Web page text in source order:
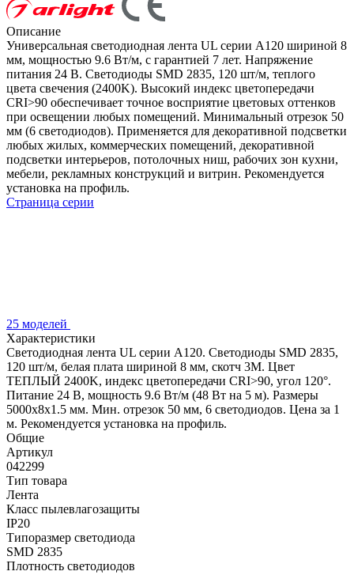
Описание
Универсальная светодиодная лента UL серии A120 шириной 8
мм, мощностью 9.6 Вт/м, с гарантией 7 лет. Напряжение
питания 24 В. Светодиоды SMD 2835, 120 шт/м, теплого
цвета свечения (2400K). Высокий индекс цветопередачи
CRI>90 обеспечивает точное восприятие цветовых оттенков
при освещении любых помещений. Минимальный отрезок 50
мм (6 светодиодов). Применяется для декоративной подсветки
любых жилых, коммерческих помещений, декоративной
подсветки интерьеров, потолочных ниш, рабочих зон кухни,
мебели, рекламных конструкций и витрин. Рекомендуется
установка на профиль.
Страница серии
25 моделей
Характеристики
Светодиодная лента UL серии A120. Светодиоды SMD 2835,
120 шт/м, белая плата шириной 8 мм, скотч 3M. Цвет
ТЕПЛЫЙ 2400K, индекс цветопередачи CRI>90, угол 120°.
Питание 24 В, мощность 9.6 Вт/м (48 Вт на 5 м). Размеры
5000x8x1.5 мм. Мин. отрезок 50 мм, 6 светодиодов. Цена за 1
м. Рекомендуется установка на профиль.
Общие
Артикул
042299
Тип товара
Лента
Класс пылевлагозащиты
IP20
Типоразмер светодиода
SMD 2835
Плотность светодиодов